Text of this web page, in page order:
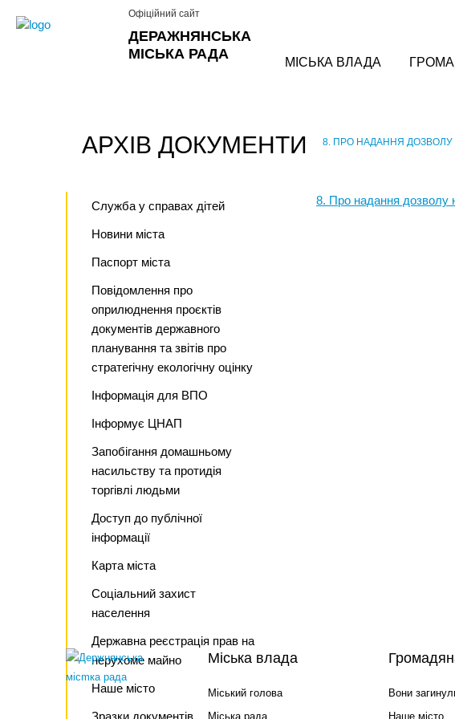
ДЕРАЖНЯНСЬКА
МІСЬКА РАДА
Офіційний сайт
МІСЬКА ВЛАДА
АРХІВ ДОКУМЕНТИ 8. ПРО НАДАННЯ ДОЗВОЛУ
Служба у справах дітей
Новини міста
Паспорт міста
Повідомлення про
оприлюднення проєктів
документів державного
планування та звітів про
стратегічну екологічну оцінку
Інформація для ВПО
Інформує ЦНАП
Запобігання домашньому
насильству та протидія
торгівлі людьми
Доступ до публічної
інформації
Карта міста
Соціальний захист
населення
Державна реєстрація прав на
нерухоме майно
Наше місто
Зразки документів
8. Про надання дозволу
Міська влада
Міський голова
Міська рада
Вони
Наше місто